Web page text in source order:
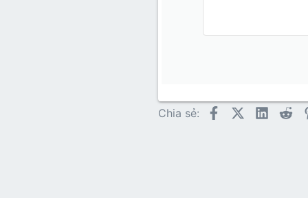
18
Chia sẻ: FacebookX (Twitter)